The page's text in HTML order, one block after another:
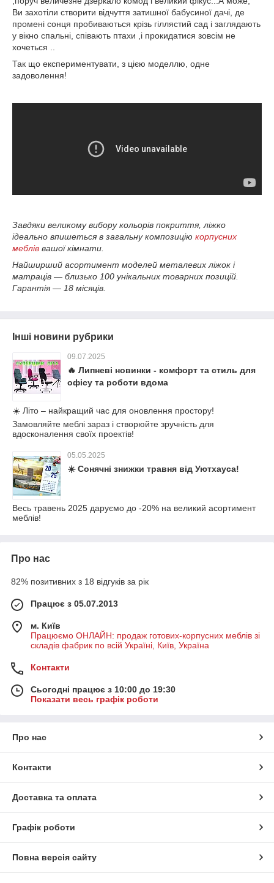
Ви захотіли створити відчуття затишної бабусиної дачі, де
промені сонця пробиваються крізь гіллястий сад і заглядають
у вікно спальні, співають птахи ,і прокидатися зовсім не
хочеться ..
Так що експериментувати, з цією моделлю, одне
задоволення!
Завдяки великому вибору кольорів покриття, ліжко
ідеально впишеться в загальну композицію корпусних
меблів вашої кімнати.
Найширший асортимент моделей металевих ліжок і
матраців — близько 100 унікальних товарних позицій.
Гарантія — 18 місяців.
Інші новини рубрики
09.07.2025
🔥 Липневі новинки - комфорт та стиль для
офісу та роботи вдома
☀️ Літо – найкращий час для оновлення простору!
Замовляйте меблі зараз і створюйте зручність для
вдосконалення своїх проектів!
05.05.2025
☀️ Сонячні знижки травня від Уютхауса!
Весь травень 2025 даруємо до -20% на великий асортимент
меблів!
Про нас
82% позитивних з 18 відгуків за рік
Працює з 05.07.2013
м. Київ
Працюємо ОНЛАЙН: продаж готових-корпусних меблів зі
складів фабрик по всій Україні, Київ, Україна
Контакти
Сьогодні працює з 10:00 до 19:30
Показати весь графік роботи
Про нас
Контакти
Доставка та оплата
Графік роботи
Повна версія сайту